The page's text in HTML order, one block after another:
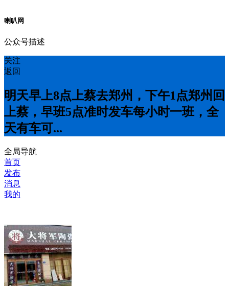
喇叭网
公众号描述
关注
返回
明天早上8点上蔡去郑州，下午1点郑州回
上蔡，早班5点准时发车每小时一班，全
天有车可...
全局导航
首页
发布
消息
我的